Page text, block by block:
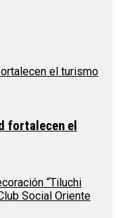
fortalecen el